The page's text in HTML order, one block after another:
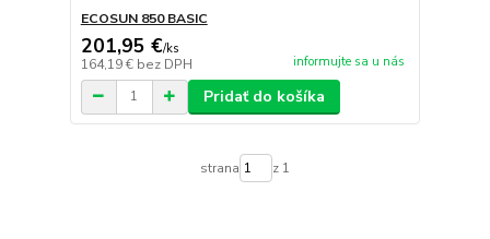
ECOSUN 850 BASIC
201,95 €/ks
164,19 € bez DPH informujte sa u nás
Pridať do košíka
strana z 1